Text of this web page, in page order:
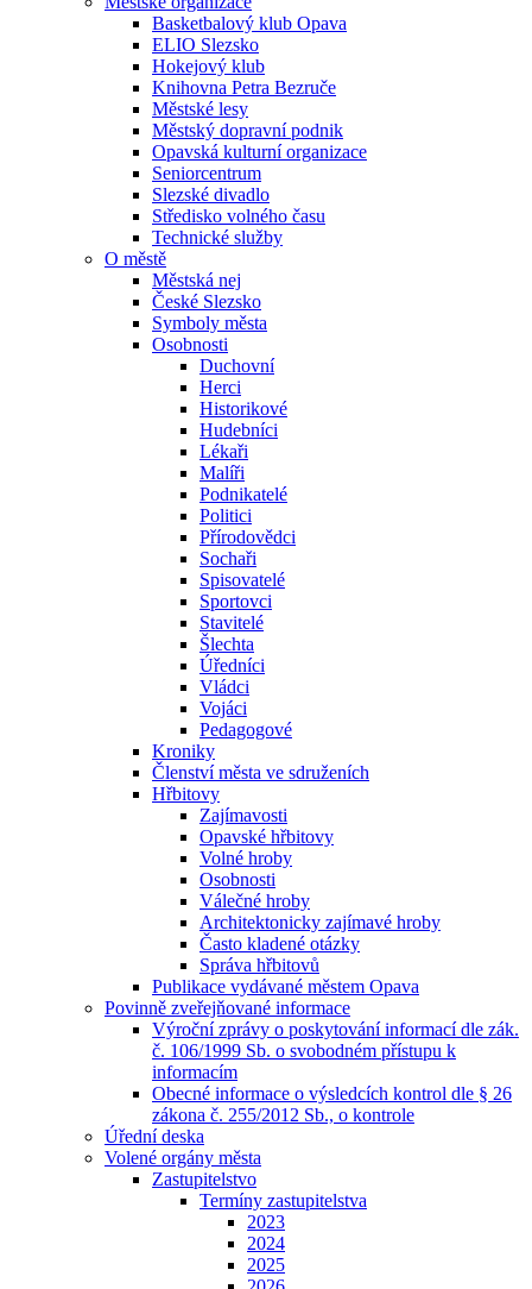
Basketbalový klub Opava
ELIO Slezsko
Hokejový klub
Knihovna Petra Bezruče
Městské lesy
Městský dopravní podnik
Opavská kulturní organizace
Seniorcentrum
Slezské divadlo
Středisko volného času
Technické služby
O městě
Městská nej
České Slezsko
Symboly města
Osobnosti
Duchovní
Herci
Historikové
Hudebníci
Lékaři
Malíři
Podnikatelé
Politici
Přírodovědci
Sochaři
Spisovatelé
Sportovci
Stavitelé
Šlechta
Úředníci
Vládci
Vojáci
Pedagogové
Kroniky
Členství města ve sdruženích
Hřbitovy
Zajímavosti
Opavské hřbitovy
Volné hroby
Osobnosti
Válečné hroby
Architektonicky zajímavé hroby
Často kladené otázky
Správa hřbitovů
Publikace vydávané městem Opava
Povinně zveřejňované informace
Výroční zprávy o poskytování informací dle zák.
č. 106/1999 Sb. o svobodném přístupu k
informacím
Obecné informace o výsledcích kontrol dle § 26
zákona č. 255/2012 Sb., o kontrole
Úřední deska
Volené orgány města
Zastupitelstvo
Termíny zastupitelstva
2023
2024
2025